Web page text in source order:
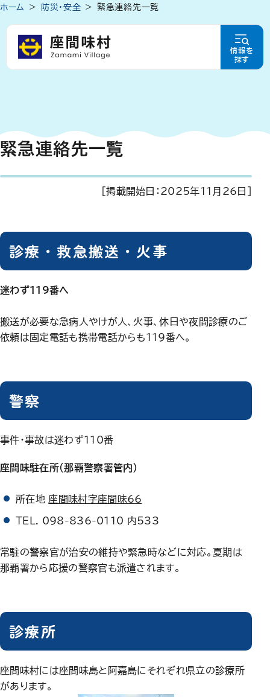
情報を
探す
ホーム 防災・安全 緊急連絡先一覧
緊急連絡先一覧
[掲載開始日： 2025年11月26日
診療・救急搬送・火事
迷わず119番へ
搬送が必要な急病人やけが人、火事、休日や夜間診療のご
依頼は固定電話も携帯電話からも119番へ。
警察
事件・事故は迷わず110番
座間味駐在所（那覇警察署管内）
所在地 座間味村字座間味66
TEL. 098-836-0110 内533
常駐の警察官が治安の維持や緊急時などに対応。夏期は
那覇署から応援の警察官も派遣されます。
診療所
座間味村には座間味島と阿嘉島にそれぞれ県立の診療所
があります。